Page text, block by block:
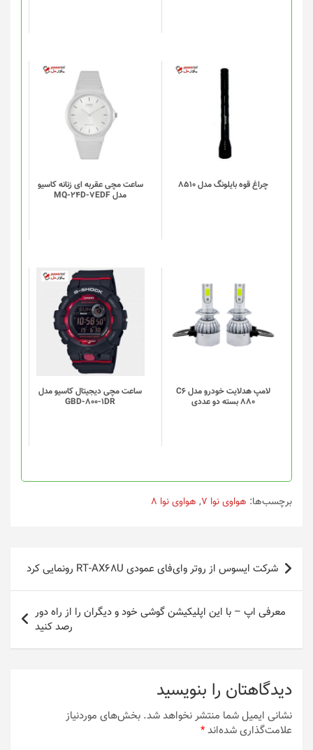
چراغ قوه بایلونگ مدل 8510
ساعت مچی عقربه ای زنانه کاسیو
مدل MQ-24D-7EDF
لامپ هدلایت خودرو مدل C6
880 بسته دو عددی
ساعت مچی دیجیتال کاسیو مدل
GBD-800-1DR
برچسب‌ها: هواوی نوا 7 , هواوی نوا 8
راهبری
نوشته
شرکت ایسوس از روتر وای‌فای عمودی RT-AX68U رونمایی کرد
معرفی اپ – با این اپلیکیشن گوشی خود و دیگران را از راه دور
رصد کنید
دیدگاهتان را بنویسید
نشانی ایمیل شما منتشر نخواهد شد. بخش‌های موردنیاز
علامت‌گذاری شده‌اند*